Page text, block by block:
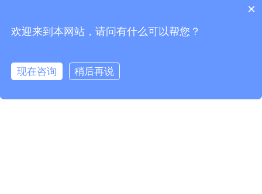
相关产品 15358868788
info@fmcable.com
凤鸣公众号
×
欢迎来到本网站，请问有什么可以帮您？
现在咨询 稍后再说